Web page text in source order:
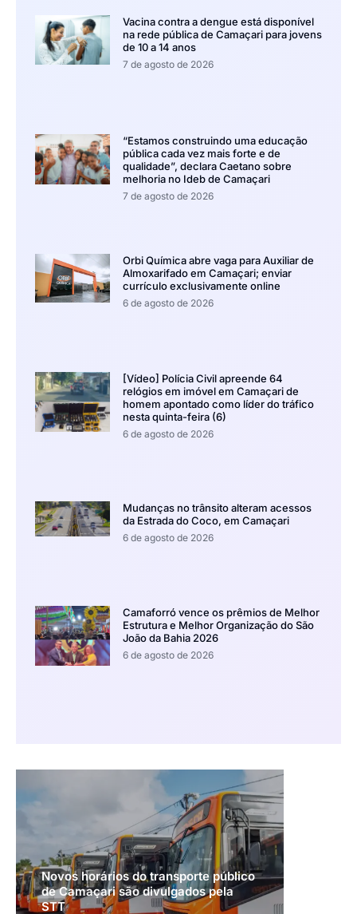
Vacina contra a dengue está disponível
na rede pública de Camaçari para jovens
de 10 a 14 anos
7 de agosto de 2026
“Estamos construindo uma educação
pública cada vez mais forte e de
qualidade”, declara Caetano sobre
melhoria no Ideb de Camaçari
7 de agosto de 2026
Orbi Química abre vaga para Auxiliar de
Almoxarifado em Camaçari; enviar
currículo exclusivamente online
6 de agosto de 2026
[Vídeo] Polícia Civil apreende 64
relógios em imóvel em Camaçari de
homem apontado como líder do tráfico
nesta quinta-feira (6)
6 de agosto de 2026
Mudanças no trânsito alteram acessos
da Estrada do Coco, em Camaçari
6 de agosto de 2026
Camaforró vence os prêmios de Melhor
Estrutura e Melhor Organização do São
João da Bahia 2026
6 de agosto de 2026
Novos horários do transporte público
de Camaçari são divulgados pela
STT